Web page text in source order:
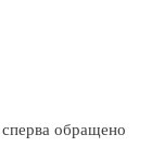
обращено